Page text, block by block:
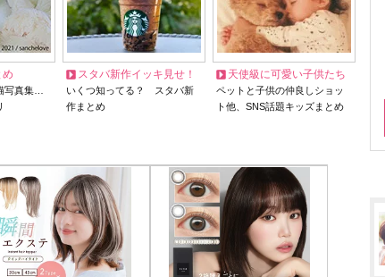
め
写真集…
スタバ新作イッキ見せ！
いくつ知ってる？ スタバ新
作まとめ
天使級に可愛い子供たち
ペットと子供の仲良しショッ
ト他、SNS話題キッズまとめ